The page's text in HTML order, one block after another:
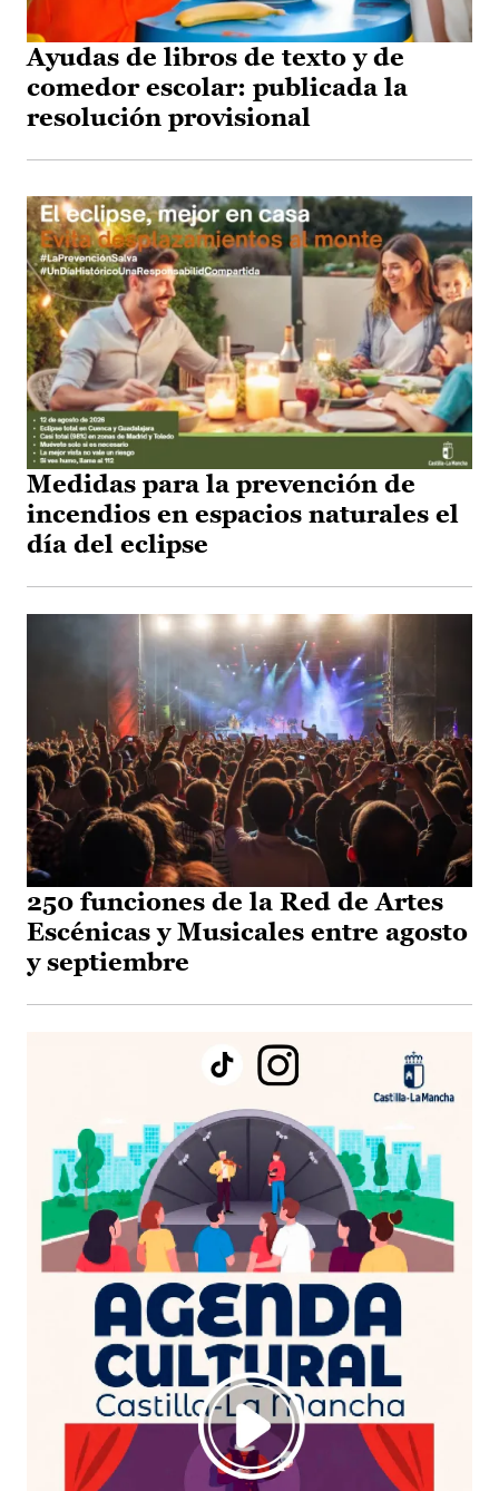
Ayudas de libros de texto y de
comedor escolar: publicada la
resolución provisional
Medidas para la prevención de
incendios en espacios naturales el
día del eclipse
250 funciones de la Red de Artes
Escénicas y Musicales entre agosto
y septiembre